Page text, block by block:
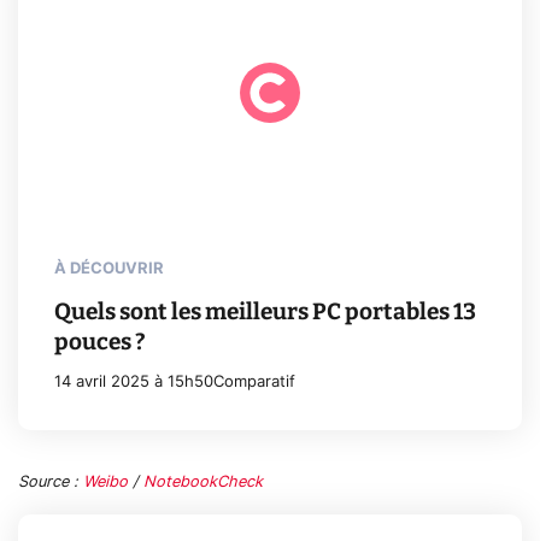
À DÉCOUVRIR
Quels sont les meilleurs PC portables 13
pouces ?
14 avril 2025 à 15h50Comparatif
Source : Weibo / NotebookCheck